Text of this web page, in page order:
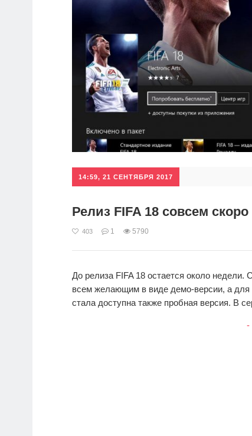
14:59, 21 СЕНТЯБРЯ 2017
Релиз FIFA 18 совсем скоро
403 1 5790
До релиза FIFA 18 остается около
всем желающим в виде демо-версии, а для
стала доступна также пробная версия. В
-